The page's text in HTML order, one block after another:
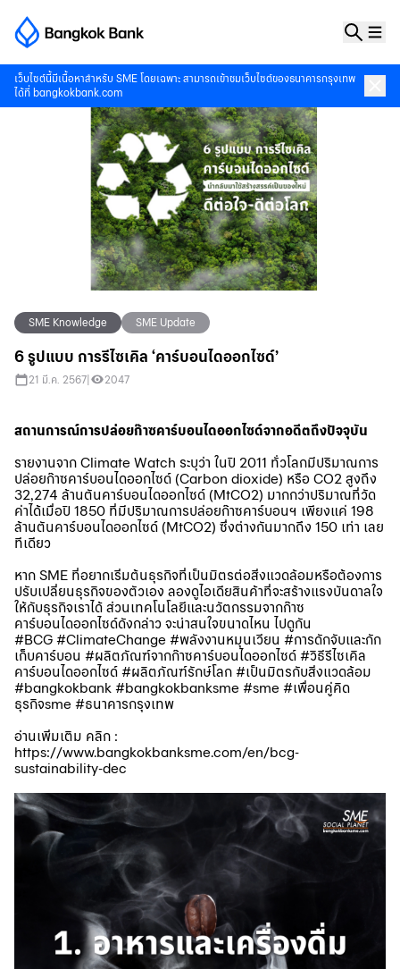
เว็บไซต์นี้มีเนื้อหาสำหรับ SME โดยเฉพาะ สามารถเข้าชมเว็บไซต์ของธนาคารกรุงเทพ
ได้ที่ bangkokbank.com
SME Knowledge SME Update
6 รูปแบบ การรีไซเคิล ‘คาร์บอนไดออกไซด์’
21 มี.ค. 2567 2047
สถานการณ์การปล่อยก๊าซคาร์บอนไดออกไซด์จากอดีตถึงปัจจุบัน
รายงานจาก Climate Watch ระบุว่า ในปี 2011 ทั่วโลกมีปริมาณการ
ปล่อยก๊าซคาร์บอนไดออกไซด์ (Carbon dioxide) หรือ CO2 สูงถึง
32,274 ล้านตันคาร์บอนไดออกไซด์ (MtCO2) มากกว่าปริมาณที่วัด
ค่าได้เมื่อปี 1850 ที่มีปริมาณการปล่อยก๊าซคาร์บอนฯ เพียงแค่ 198
ล้านตันคาร์บอนไดออกไซด์ (MtCO2) ซึ่งต่างกันมากถึง 150 เท่า เลย
ทีเดียว
หาก SME ที่อยากเริ่มต้นธุรกิจที่เป็นมิตรต่อสิ่งแวดล้อมหรือต้องการ
ปรับเปลี่ยนธุรกิจของตัวเอง ลองดูไอเดียสินค้าที่จะสร้างแรงบันดาลใจ
ให้กับธุรกิจเราได้ ส่วนเทคโนโลยีและนวัตกรรมจากก๊าซ
คาร์บอนไดออกไซด์ดังกล่าว จะน่าสนใจขนาดไหน ไปดูกัน
#BCG #ClimateChange #พลังงานหมุนเวียน #การดักจับและกัก
เก็บคาร์บอน #ผลิตภัณฑ์จากก๊าซคาร์บอนไดออกไซด์ #วิธีรีไซเคิล
คาร์บอนไดออกไซด์ #ผลิตภัณฑ์รักษ์โลก #เป็นมิตรกับสิ่งแวดล้อม
#bangkokbank #bangkokbanksme #sme #เพื่อนคู่คิด
ธุรกิจsme #ธนาคารกรุงเทพ
อ่านเพิ่มเติม คลิก :
https://www.bangkokbanksme.com/en/bcg-
sustainability-dec